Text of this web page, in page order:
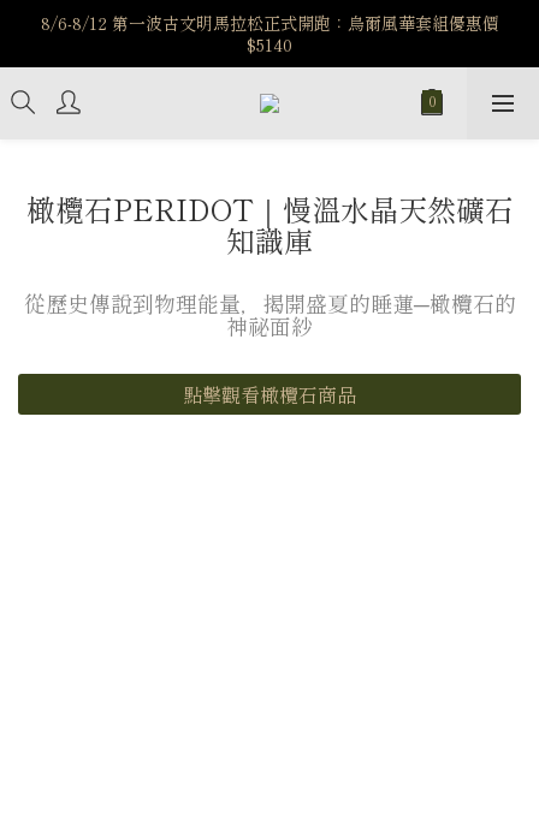
️8/6-8/12 第一波古文明馬拉松正式開跑：烏爾風華套組優惠價
$5140
️8/6-8/12 第一波古文明馬拉松正式開跑：烏爾風華套組優惠價
$5140
7/15-8/25 神秘星象學系列｜獅子座時區 項鍊 X 戒指 X 手鍊 享福
利
️8/6-8/12 第一波古文明馬拉松正式開跑：烏爾風華套組優惠價
$5140
橄欖石PERIDOT｜慢溫水晶天然礦石
知識庫
從歷史傳說到物理能量，揭開盛夏的睡蓮─橄欖石的
神祕面紗
點擊觀看橄欖石商品